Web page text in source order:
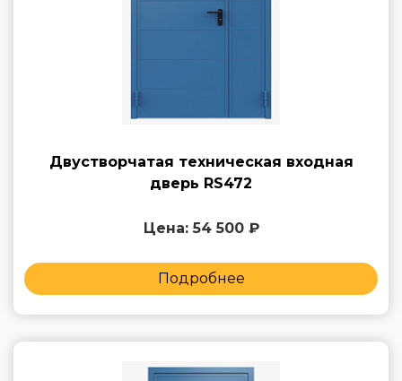
Двустворчатая техническая входная
дверь RS472
Цена: 54 500 ₽
Подробнее